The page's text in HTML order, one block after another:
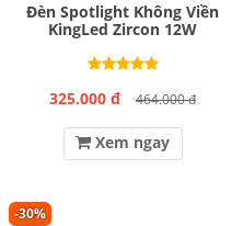
Đèn Spotlight Không Viền
KingLed Zircon 12W
325.000 đ 464.000 đ
Xem ngay
-30%